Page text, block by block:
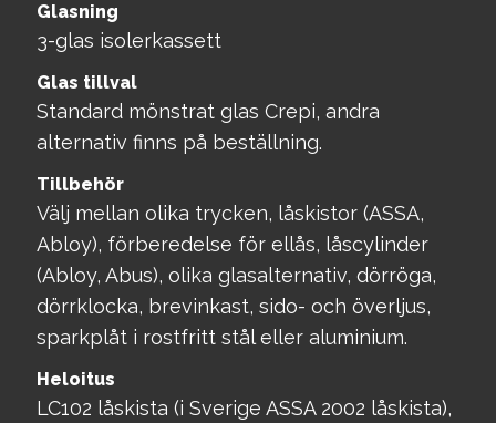
Glasning
3-glas isolerkassett
Glas tillval
Standard mönstrat glas Crepi, andra
alternativ finns på beställning.
Tillbehör
Välj mellan olika trycken, låskistor (ASSA,
Abloy), förberedelse för ellås, låscylinder
(Abloy, Abus), olika glasalternativ, dörröga,
dörrklocka, brevinkast, sido- och överljus,
sparkplåt i rostfritt stål eller aluminium.
Heloitus
LC102 låskista (i Sverige ASSA 2002 låskista),